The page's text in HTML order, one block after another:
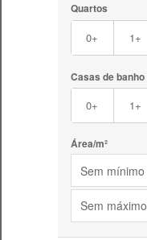
Quartos
0+ 1+
Casas de banho
0+ 1+
Área/m²
Sem mínimo
Sem máximo